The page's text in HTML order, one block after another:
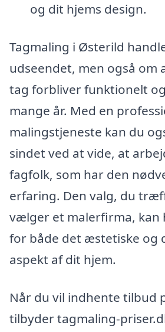
og dit hjems design.
Tagmaling i Østerild
udseendet, men også om
tag forbliver funktionelt
mange år. Med en
malingstjeneste kan du
sindet ved at vide, at
fagfolk, som har den
erfaring. Den valg, du
vælger et malerfirma, kan
for både det æstetiske og
aspekt af dit hjem.
Når du vil indhente tilbud
tilbyder tagmaling-